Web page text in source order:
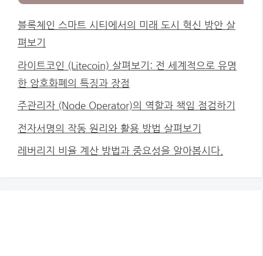
블록체인 스마트 시티에서의 미래 도시 혁신 방안 살
펴보기
라이트코인 (Litecoin) 살펴보기: 전 세계적으로 유명
한 암호화폐의 특징과 장점
주관리자 (Node Operator)의 역할과 책임 점검하기
전자서명의 작동 원리와 활용 방법 살펴보기
레버리지 비율 계산 방법과 중요성을 알아봅시다.